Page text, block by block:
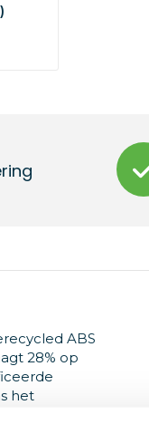
ABS
28% op
het
gemaakt